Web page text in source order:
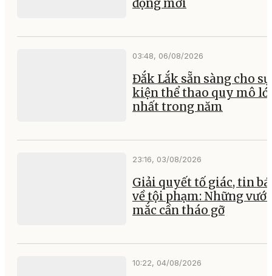
động mới
03:48, 06/08/2026
Đắk Lắk sẵn sàng cho sự
kiện thể thao quy mô
nhất trong năm
23:16, 03/08/2026
Giải quyết tố giác, tin
về tội phạm: Những
mắc cần tháo gỡ
10:22, 04/08/2026